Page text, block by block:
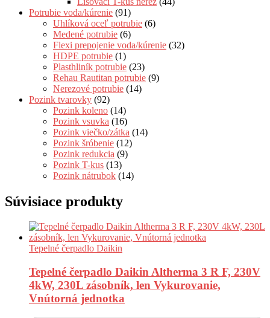
Potrubie voda/kúrenie (91)
Uhlíková oceľ potrubie (6)
Medené potrubie (6)
Flexi prepojenie voda/kúrenie (32)
HDPE potrubie (1)
Plasthliník potrubie (23)
Rehau Rautitan potrubie (9)
Nerezové potrubie (14)
Pozink tvarovky (92)
Pozink koleno (14)
Pozink vsuvka (16)
Pozink viečko/zátka (14)
Pozink šróbenie (12)
Pozink redukcia (9)
Pozink T-kus (13)
Pozink nátrubok (14)
Súvisiace produkty
Tepelné čerpadlo Daikin
Tepelné čerpadlo Daikin Altherma 3 R F, 230V
4kW, 230L zásobník, len Vykurovanie,
Vnútorná jednotka